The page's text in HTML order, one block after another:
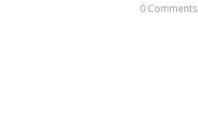
0 Comments